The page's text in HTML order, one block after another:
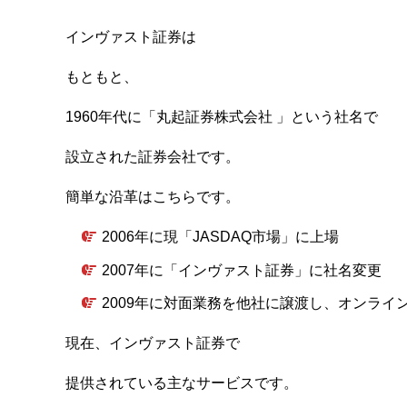
インヴァスト証券は
もともと、
1960年代に「丸起証券株式会社 」という社名で
設立された証券会社です。
簡単な沿革はこちらです。
2006年に現「JASDAQ市場」に上場
2007年に「インヴァスト証券」に社名変更
2009年に対面業務を他社に譲渡し、オンライ
現在、インヴァスト証券で
提供されている主なサービスです。